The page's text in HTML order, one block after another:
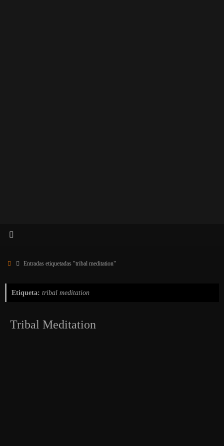
InicioEntradas etiquetadas "tribal meditation"
Etiqueta: tribal meditation
Tribal Meditation